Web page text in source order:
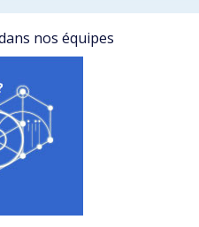
nos équipes